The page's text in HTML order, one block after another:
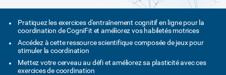
Pratiquez les exercices d'entraînement cognitif en ligne pour la
coordination de CogniFit et améliorez vos habiletés motrices
Accédez à cette ressource scientifique composée de jeux pour
stimuler la coordination
Mettez votre cerveau au défi et améliorez sa plasticité avec ces
exercices de coordination